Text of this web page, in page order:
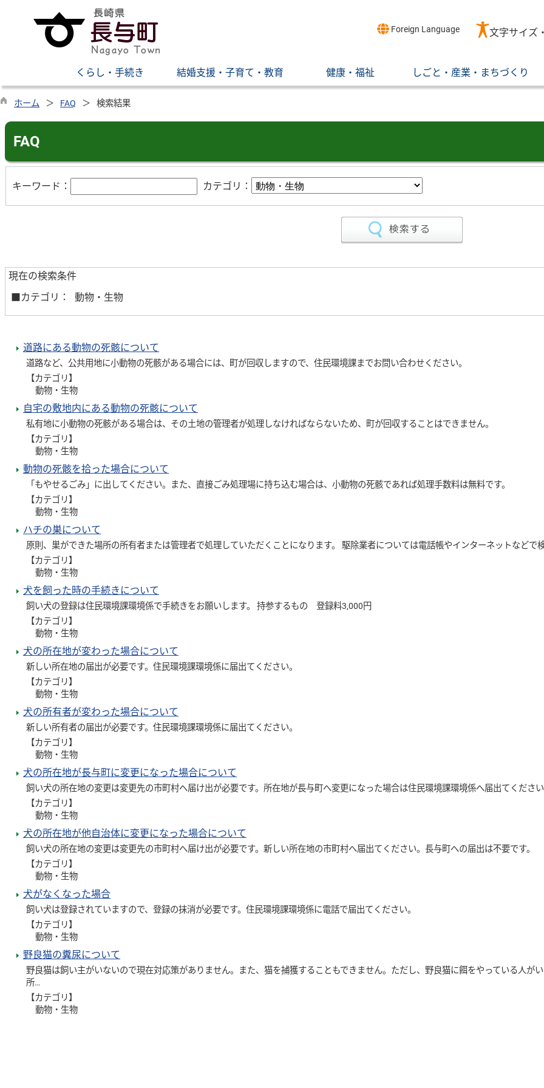
Foreign Language 文字サイズ
くらし・手続き 結婚支援・子育て・教育 健康・福祉 しごと・産業・まちづくり
ホーム FAQ 検索結果
FAQ
キーワード： カテゴリ：
現在の検索条件
■カテゴリ：
動物・生物
道路にある動物の死骸について
道路など、公共用地に小動物の死骸がある場合には、町が回収しますので、住民環境課までお問い合わせください。
【カテゴリ】
動物・生物
自宅の敷地内にある動物の死骸について
私有地に小動物の死骸がある場合は、その土地の管理者が処理しなければならないため、町が回収することはできません。
【カテゴリ】
動物・生物
動物の死骸を拾った場合について
「もやせるごみ」に出してください。また、直接ごみ処理場に持ち込む場合は、小動物の死骸であれば処理手数料は無料です。
【カテゴリ】
動物・生物
ハチの巣について
原則、巣ができた場所の所有者または管理者で処理していただくことになります。 駆除業者については電話帳やインターネットなど
【カテゴリ】
動物・生物
犬を飼った時の手続きについて
飼い犬の登録は住民環境課環境係で手続きをお願いします。 持参するもの 登録料3,000円
【カテゴリ】
動物・生物
犬の所在地が変わった場合について
新しい所在地の届出が必要です。住民環境課環境係に届出てください。
【カテゴリ】
動物・生物
犬の所有者が変わった場合について
新しい所有者の届出が必要です。住民環境課環境係に届出てください。
【カテゴリ】
動物・生物
犬の所在地が長与町に変更になった場合について
飼い犬の所在地の変更は変更先の市町村へ届け出が必要です。所在地が長与町へ変更になった場合は住民環境課環境係へ届出てくださ
【カテゴリ】
動物・生物
犬の所在地が他自治体に変更になった場合について
飼い犬の所在地の変更は変更先の市町村へ届け出が必要です。新しい所在地の市町村へ届出てください。長与町への届出は不要です。
【カテゴリ】
動物・生物
犬がなくなった場合
飼い犬は登録されていますので、登録の抹消が必要です。住民環境課環境係に電話で届出てください。
【カテゴリ】
動物・生物
野良猫の糞尿について
野良猫は飼い主がいないので現在対応策がありません。また、猫を捕獲することもできません。ただし、野良猫に餌をやっている人が
所…
【カテゴリ】
動物・生物